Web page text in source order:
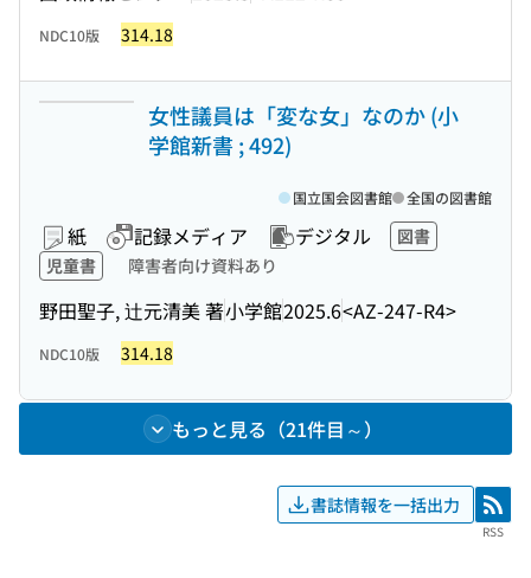
NDC10版 314.18
女性議員は「変な女」なのか (小
学館新書 ; 492)
紙 記録メディア デジタル
図書
児童書
障害者向け資料あり
野田聖子, 辻元清美 著小学館2025.6<AZ-247-R4>
国立国会図書館 全国の図書館
NDC10版 314.18
もっと見る（21件目～）
書誌情報を一括出力 RSS
RSS